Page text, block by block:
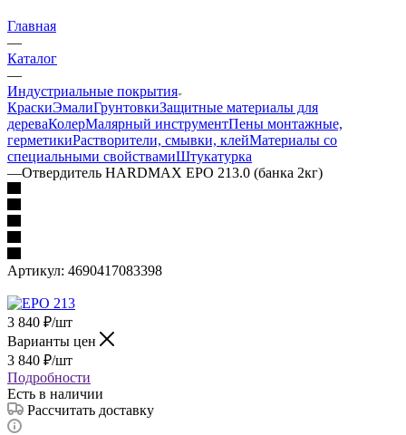
Главная
—
Каталог
—
Индустриальные покрытия
КраскиЭмалиГрунтовкиЗащитные материалы для
дереваКолерМалярный инструментПены монтажные,
герметикиРастворители, смывки, клейМатериалы со
специальными свойствамиШтукатурка
—Отвердитель HARDMAX EPO 213.0 (банка 2кг)
Артикул: 4690417083398
3 840 ₽/шт
Варианты цен
3 840 ₽/шт
Подробности
Есть в наличии
Рассчитать доставку